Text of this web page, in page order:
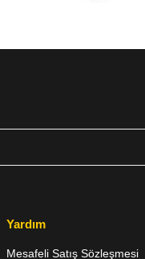
Yardım
Mesafeli Satış Sözleşmesi